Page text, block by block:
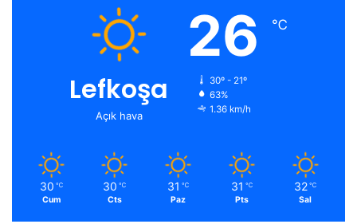
Lefkoşa
Açık hava
26 ℃
30º - 21º
63%
1.36 km/h
30 ℃
Cum
30 ℃
Cts
31 ℃
Paz
31 ℃
Pts
32 ℃
Sal